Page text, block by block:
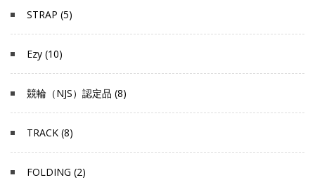
STRAP (5)
Ezy (10)
競輪（NJS）認定品 (8)
TRACK (8)
FOLDING (2)